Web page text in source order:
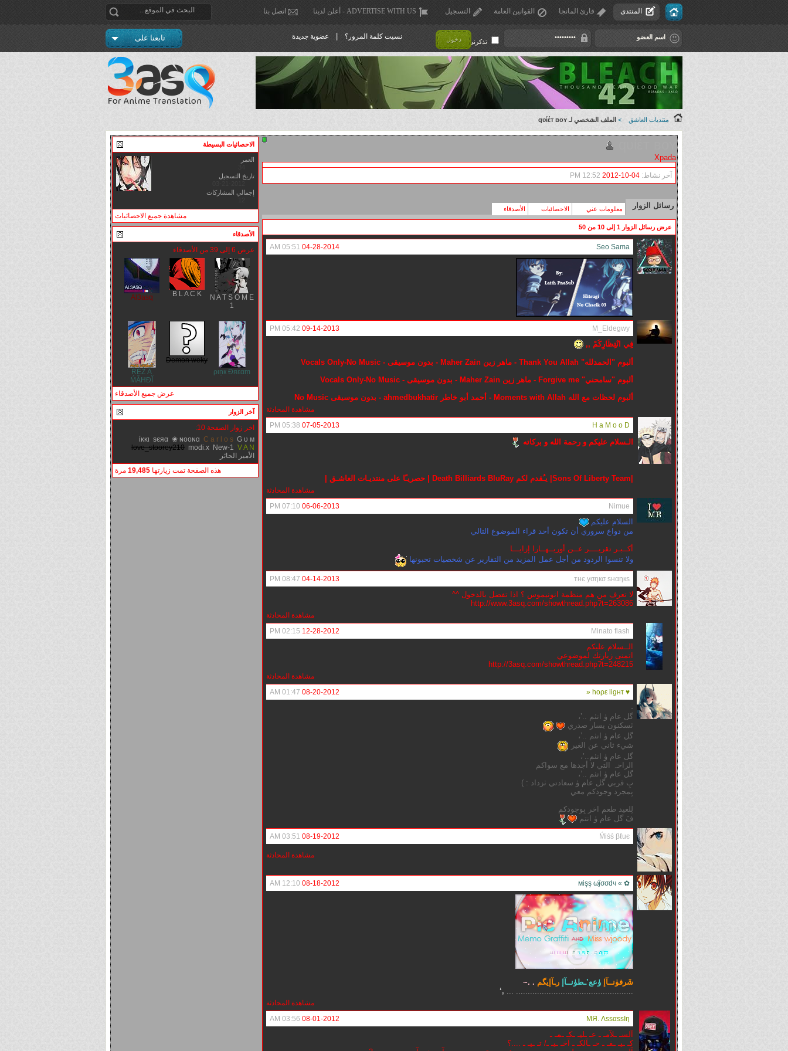
المنتدى قارئ المانجا القوانين العامة التسجيل ADVERTISE WITH US - أعلن لدينا اتصل بنا
تذكرني ! دخول نسيت كلمة المرور؟ عضوية جديدة تابعنا على
منتديات العاشق > الملف الشخصي لـ ԛʋίέт ʙοʏ
Xpada
آخر نشاط: 12:52 PM
رسائل الزوار معلومات عني الاحصائيات الأصدقاء
عرض رسائل الزوار 1 إلى 10 من 50
04-28-2014
05:51 AM Seo Sama
09-14-2013
05:42 PM M_Eldegwy
فِي انْتِظَارِكُمْ ,,
ألبوم "الحمدلله" Thank You Allah - ماهر زين Maher Zain - بدون موسيقى - Vocals Only-No Music
ألبوم "سامحني" Forgive me - ماهر زين Maher Zain - بدون موسيقى - Vocals Only-No Music
ألبوم لحظات مع الله Moments with Allah - أحمد أبو خاطر ahmedbukhatir - بدون موسيقى No Music
مشاهدة المحادثة
07-05-2013
05:38 PM H a M o o D
الـسلام عليكم و رحمة الله و بركاته
مشاهدة المحادثة
06-06-2013
07:10 PM Nimue
السلام عليكم
من دواع سروري أن تكون أحد قراء الموضوع التالي
أكــبـر تقريــــر عــن أوريــهــارا إزايـــا
ولا تنسوا الردود من أجل عمل المزيد من التقارير عن شخصيات تحبونها
04-14-2013
08:47 PM тнє уσηкσ ѕнαηкѕ
لا تعرف من هم منظمة انونيموس ؟ اذا تفضل بالدخول ^^
http://www.3asq.com/showthread.php?t=263086
مشاهدة المحادثة
12-28-2012
02:15 PM Minato flash
الــسلام عليكم
اتمنى زيارتك لموضوعي
http://3asq.com/showthread.php?t=248215
مشاهدة المحادثة
08-20-2012
01:47 AM ♥ hoρε ligʜτ «
-
گل عام ۈ انٺم ..’،
ٺسكنون يسار صدري
گل عام ۈ انٺم ..’،
شيء ثاني عن الغير
گل عام ۈ انٺم..’،
الراحہ التي لا أجدها مع سواكم
گل عام ۈ انٺم ..’،
بِ قربي گل عام ۈ سعادتي ٺزداد : )
بِمجرد وجودكم معي
لِلعيد طعم اخر بِوجودكم
فَ گل عام ۈ انتم
08-19-2012
03:51 AM Ḿiśś βℓuє
مشاهدة المحادثة
08-18-2012
12:10 AM ✿ » мişş ωĵσσdч
شَرفۈنــآإ ۈعع’ـطۈنــآإ رـآإيگم . .~
,‘
مشاهدة المحادثة
08-01-2012
03:56 AM MЯ. ΛѕѕαѕѕΙη
آلسـ ـلآمـ ـ عـ ـليـ ـكـ ـمـ ـ
كـ ـيـ ـفـ ـ حـ ـآلكـ ـ آخـ ـيـ ـ/ تـ ـيـ ـ ....؟
الاحصائيات البسيطة
العمر
تاريخ التسجيل
إجمالي المشاركات
مشاهدة جميع الاحصائيات
الأصدقاء
عرض 6 إلى 39 من الأصدقاء
N A T S O M E
1
B L A C K
Al3asq
ριṉк Đяεαṃ
Demon weky
ŘỄẐ Ẵ
ḾẴĦĐĬ
عرض جميع الأصدقاء
آخر الزوار
اخر زوار الصفحة 10:
ίκκι ѕєяα ❀ ɴooɴɑ C a r l o s G υ м
love_stoorey210 modi.x New-1 V A N
الأمير الحائر
هذه الصفحة تمت زيارتها 19,485 مرة